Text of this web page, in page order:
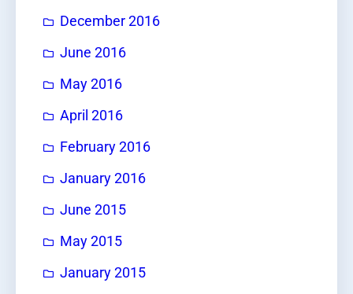
December 2016
June 2016
May 2016
April 2016
February 2016
January 2016
June 2015
May 2015
January 2015